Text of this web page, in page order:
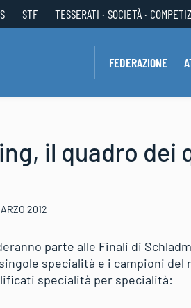
STF TESSERATI · SOCIETÀ ·
FEDERAZIONE
il quadro dei
2012
parte alle Finali di
specialità e i campioni del
specialità per specialità: